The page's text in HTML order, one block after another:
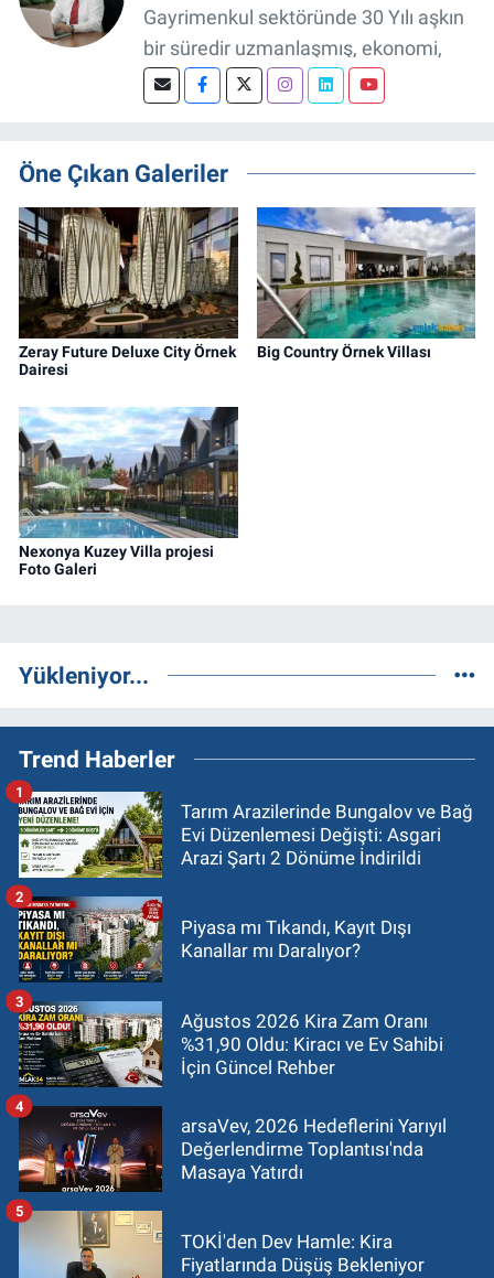
Gayrimenkul sektöründe 30 Yılı aşkın
bir süredir uzmanlaşmış, ekonomi,
finans ve şehircilik alanlarında güçlü
bilgi birikimine sahip, dijital medya
Editörüyüm. Konut, arsa, ticari
gayrimenkul, kentsel dönüşüm ve
yatırım projeleri üzerine haber, analiz
ve özel dosyalar hazırlama
konusunda yetkinim.
Öne Çıkan Galeriler
Zeray Future Deluxe City Örnek
Dairesi
Big Country Örnek Villası
Nexonya Kuzey Villa projesi
Foto Galeri
Yükleniyor...
Trend Haberler
Tarım Arazilerinde Bungalov ve Bağ
Evi Düzenlemesi Değişti: Asgari
Arazi Şartı 2 Dönüme İndirildi
1
Piyasa mı Tıkandı, Kayıt Dışı
Kanallar mı Daralıyor?
2
Ağustos 2026 Kira Zam Oranı
%31,90 Oldu: Kiracı ve Ev Sahibi
İçin Güncel Rehber
3
arsaVev, 2026 Hedeflerini Yarıyıl
Değerlendirme Toplantısı'nda
Masaya Yatırdı
4
TOKİ'den Dev Hamle: Kira
Fiyatlarında Düşüş Bekleniyor
5